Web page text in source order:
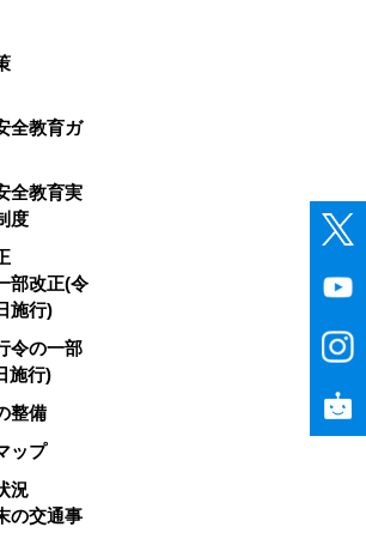
全教育ガ
全教育実
度
部改正(令
施行)
令の一部
施行)
整備
ップ
況
の交通事